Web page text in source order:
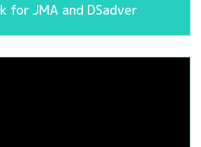
for JMA and DSadver